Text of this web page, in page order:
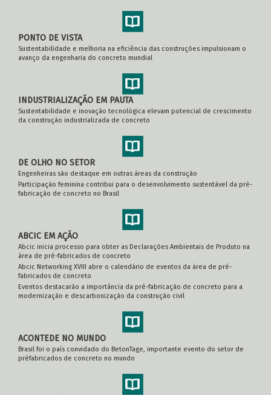
PONTO DE VISTA
Sustentabilidade e melhoria na eficiência das construções impulsionam o
avanço da engenharia do concreto mundial
INDUSTRIALIZAÇÃO EM PAUTA
Sustentabilidade e inovação tecnológica elevam potencial de crescimento
da construção industrializada de concreto
DE OLHO NO SETOR
Engenheiras são destaque em outras áreas da construção
Participação feminina contribui para o desenvolvimento sustentável da pré-
fabricação de concreto no Brasil
ABCIC EM AÇÃO
Abcic inicia processo para obter as Declarações Ambientais de Produto na
área de pré-fabricados de concreto
Abcic Networking XVIII abre o calendário de eventos da área de pré-
fabricados de concreto
Eventos destacarão a importância da pré-fabricação de concreto para a
modernização e descarbonização da construção civil
ACONTEDE NO MUNDO
Brasil foi o país convidado do BetonTage, importante evento do setor de
préfabricados de concreto no mundo